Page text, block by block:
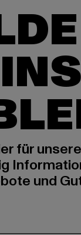
für
und